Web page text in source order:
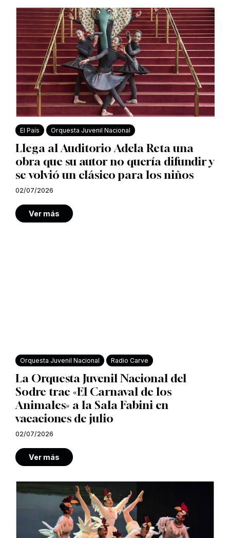
El País Orquesta Juvenil Nacional
Llega al Auditorio Adela Reta una
obra que su autor no quería difundir y
se volvió un clásico para los niños
02/07/2026
Ver más
Orquesta Juvenil Nacional Radio Carve
La Orquesta Juvenil Nacional del
Sodre trae «El Carnaval de los
Animales» a la Sala Fabini en
vacaciones de julio
02/07/2026
Ver más